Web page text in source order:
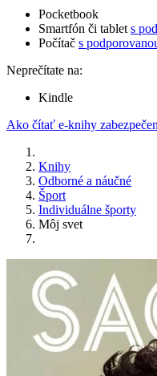
Pocketbook
Smartfón či tablet s
Počítač s
Neprečítate na:
Kindle
Ako čítať e-knihy
Knihy
Odborné a náučné
Šport
Individuálne športy
Môj svet